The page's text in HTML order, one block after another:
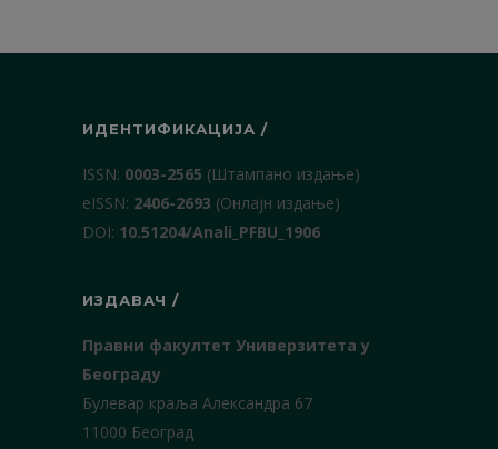
ИДЕНТИФИКАЦИЈА /
ISSN: 0003-2565 (Штампано издање)
еISSN: 2406-2693 (Онлајн издање)
DOI: 10.51204/Anali_PFBU_1906
ИЗДАВАЧ /
Правни факултет Универзитета у
Београду
Булевар краља Александра 67
11000 Београд